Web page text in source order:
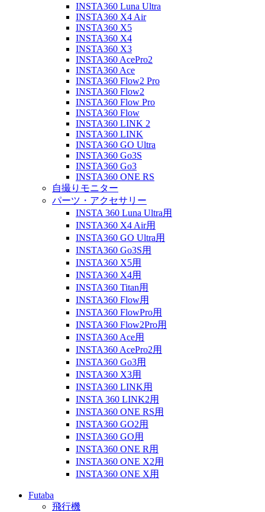
INSTA360 Luna Ultra
INSTA360 X4 Air
INSTA360 X5
INSTA360 X4
INSTA360 X3
INSTA360 AcePro2
INSTA360 Ace
INSTA360 Flow2 Pro
INSTA360 Flow2
INSTA360 Flow Pro
INSTA360 Flow
INSTA360 LINK 2
INSTA360 LINK
INSTA360 GO Ultra
INSTA360 Go3S
INSTA360 Go3
INSTA360 ONE RS
自撮りモニター
パーツ・アクセサリー
INSTA 360 Luna Ultra用
INSTA360 X4 Air用
INSTA360 GO Ultra用
INSTA360 Go3S用
INSTA360 X5用
INSTA360 X4用
INSTA360 Titan用
INSTA360 Flow用
INSTA360 FlowPro用
INSTA360 Flow2Pro用
INSTA360 Ace用
INSTA360 AcePro2用
INSTA360 Go3用
INSTA360 X3用
INSTA360 LINK用
INSTA 360 LINK2用
INSTA360 ONE RS用
INSTA360 GO2用
INSTA360 GO用
INSTA360 ONE R用
INSTA360 ONE X2用
INSTA360 ONE X用
Futaba
飛行機